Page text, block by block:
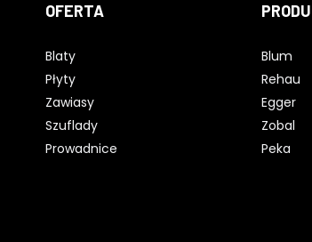
OFERTA
Blaty
Płyty
Zawiasy
Szuflady
Prowadnice
Blum
Rehau
Egger
Zobal
Peka